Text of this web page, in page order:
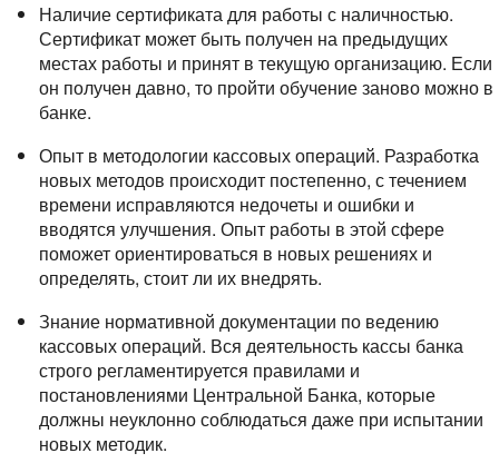
Наличие сертификата для работы с наличностью.
Сертификат может быть получен на предыдущих
местах работы и принят в текущую организацию. Если
он получен давно, то пройти обучение заново можно в
банке.
Опыт в методологии кассовых операций. Разработка
новых методов происходит постепенно, с течением
времени исправляются недочеты и ошибки и
вводятся улучшения. Опыт работы в этой сфере
поможет ориентироваться в новых решениях и
определять, стоит ли их внедрять.
Знание нормативной документации по ведению
кассовых операций. Вся деятельность кассы банка
строго регламентируется правилами и
постановлениями Центральной Банка, которые
должны неуклонно соблюдаться даже при испытании
новых методик.